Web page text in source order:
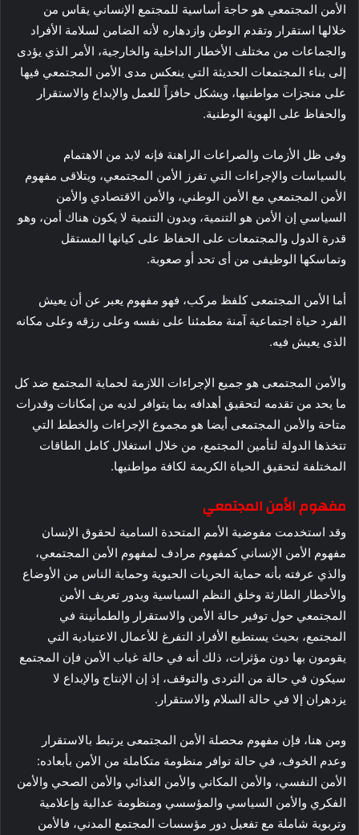
الأمن المجتمعي هو حاجة أساسية للمجتمع الإنساني يقاس من
خلالها استقرار وتقدم الوطن وازدهاره لأنه الضامن لسلامة الأفراد
والجماعات من مختلف الأخطار الداخلية والخارجية، الأمر الذي يؤدى
إلى بناء المجتمعات الحديثة التي ينعكس مدى الأمن المجتمعي فيها
على منجزات مواطنيها، ويشكل حافزاً للعمل والإبداع والاستقرار
والحفاظ على الهوية الوطنية.
وفى ظل الأزمات والصراعات الراهنة فإنه لابد من الاهتمام
بالسياسات والإجراءات التي تفرز الأمن المجتمعي، ويتلاقى مفهوم
الأمن المجتمعي مع الأمن الوطني، والأمن الاقتصادي والأمن
السياسي إن الأمن هو التنمية، وبدون التنمية لا يكون هناك أمن، وهو
قدرة الدول والمجتمعات على الحفاظ على كيانها المستقل
وتماسكها الوظيفى من أى تحد أو صعوبة.
أما الأمن المجتمعى كلفظ مركب، فهو مفهوم يعبر عن أن يعيش
الفرد حياة اجتماعية آمنة مطمئنا على نفسه وعلى رزقه وعلى مكانه
الذى يعيش فيه.
والأمن المجتمعى هو جميع الإجراءات اللازمة لحماية المجتمع ضد كل
ما يحد من تقدمه لتحقيق أهدافه بما يتوافر لديه من إمكانات وقدرات
متاحة والأمن المجتمعى أيضا هو مجموع الإجراءات والخطط التي
تتخذها الدولة لتأمين المجتمع، من خلال استغلال كامل الطاقات
المختلفة لتحقيق الحياة الكريمة لكافة مواطنيها.
مفهوم الأمن المجتمعي
وقد استخدمت مفوضية الأمم المتحدة السامية لحقوق الإنسان
مفهوم الأمن الإنساني كمفهوم مرادف لمفهوم الأمن المجتمعي،
والذي عرفته بأنه حماية الحريات الحيوية وحماية الناس من الأوضاع
والأخطار الطارئة وخلق النظم السياسية ويدور تعريف الأمن
المجتمعي حول توفير حالة الأمن والاستقرار والطمأنينة في
المجتمع، بحيث يستطيع الأفراد التفرغ للأعمال الاعتيادية التي
يقومون بها دون مؤثرات، ذلك أنه في حالة غياب الأمن فإن المجتمع
سيكون في حالة من التردى والتوقف، إذ إن الإنتاج والإبداع لا
يزدهران إلا في حالة السلام والاستقرار.
ومن هنا، فإن مفهوم محصلة الأمن المجتمعى يرتبط بالاستقرار
وعدم الخوف، في حالة توافر منظومة متكاملة من الأمن بأبعاده:
الأمن النفسي، والأمن المكاني والأمن الغذائي والأمن الصحي والأمن
الفكري والأمن السياسي والمؤسسي ومنظومة عدالية وإعلامية
وتربوية شاملة مع تفعيل دور مؤسسات المجتمع المدني، فالأمن